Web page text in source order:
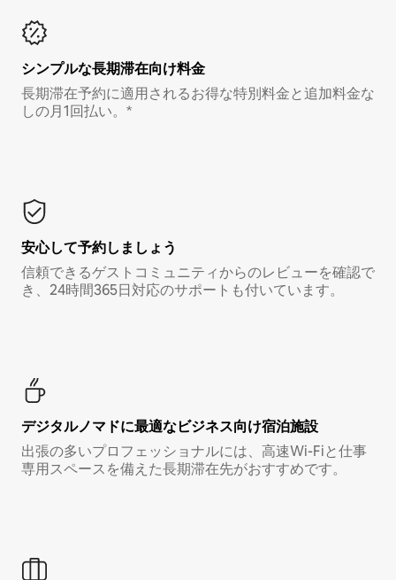
シンプルな長期滞在向け料金
長期滞在予約に適用されるお得な特別料金と追加料金な
しの月1回払い。*
安心して予約しましょう
信頼できるゲストコミュニティからのレビューを確認で
き、24時間365日対応のサポートも付いています。
デジタルノマド⁠に最⁠適⁠なビ⁠ジ⁠ネ⁠ス⁠向⁠け宿⁠泊⁠施⁠設
出張の多いプロフェッショナルには、高速Wi-Fiと仕事
専用スペースを備えた長期滞在先がおすすめです。